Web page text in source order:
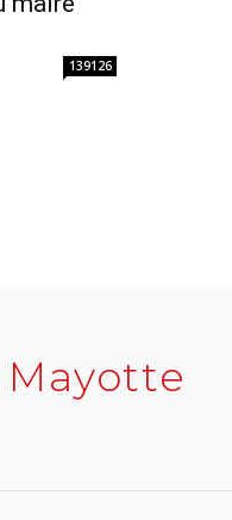
139126